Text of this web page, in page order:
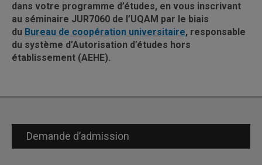
dans votre programme d’études, en vous inscrivant
au séminaire JUR7060 de l’UQAM par le biais
du Bureau de coopération universitaire, responsable
du système d’Autorisation d’études hors
établissement (AEHE).
Demande d’admission